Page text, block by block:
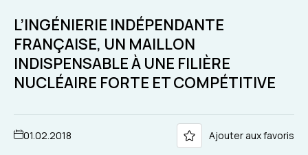
L’INGÉNIERIE INDÉPENDANTE
FRANÇAISE, UN MAILLON
INDISPENSABLE À UNE FILIÈRE
NUCLÉAIRE FORTE ET COMPÉTITIVE
01.02.2018 Ajouter aux favoris